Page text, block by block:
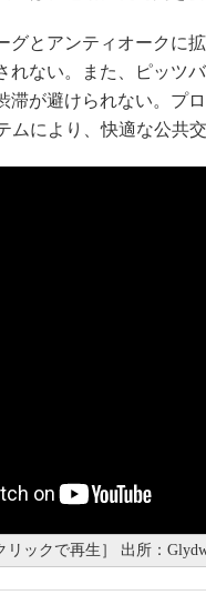
とアンティオークに
れない。また、ピッツ
滞が避けられない。プ
ムにより、快適な公共
リックで再生］ 出所：